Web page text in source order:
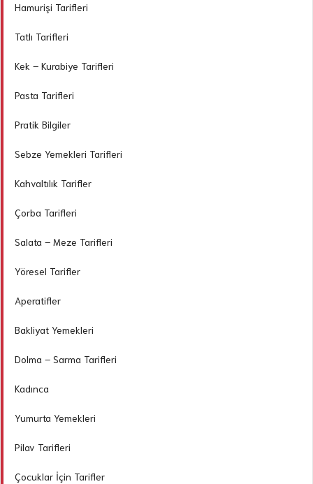
Hamurişi Tarifleri
Tatlı Tarifleri
Kek – Kurabiye Tarifleri
Pasta Tarifleri
Pratik Bilgiler
Sebze Yemekleri Tarifleri
Kahvaltılık Tarifler
Çorba Tarifleri
Salata – Meze Tarifleri
Yöresel Tarifler
Aperatifler
Bakliyat Yemekleri
Dolma – Sarma Tarifleri
Kadınca
Yumurta Yemekleri
Pilav Tarifleri
Çocuklar İçin Tarifler